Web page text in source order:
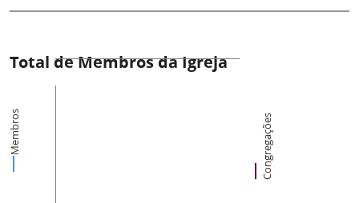
Total de Membros da Igreja
Membros Congregações